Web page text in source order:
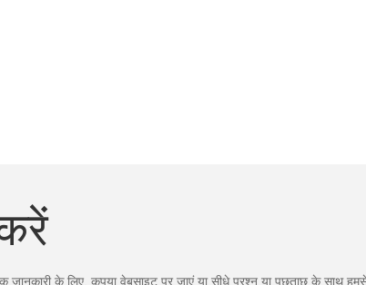
के लिए, कृपया वेबसाइट पर जाएं या सीधे प्रश्न या पूछताछ के साथ